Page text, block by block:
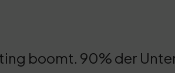
boomt. 90% der